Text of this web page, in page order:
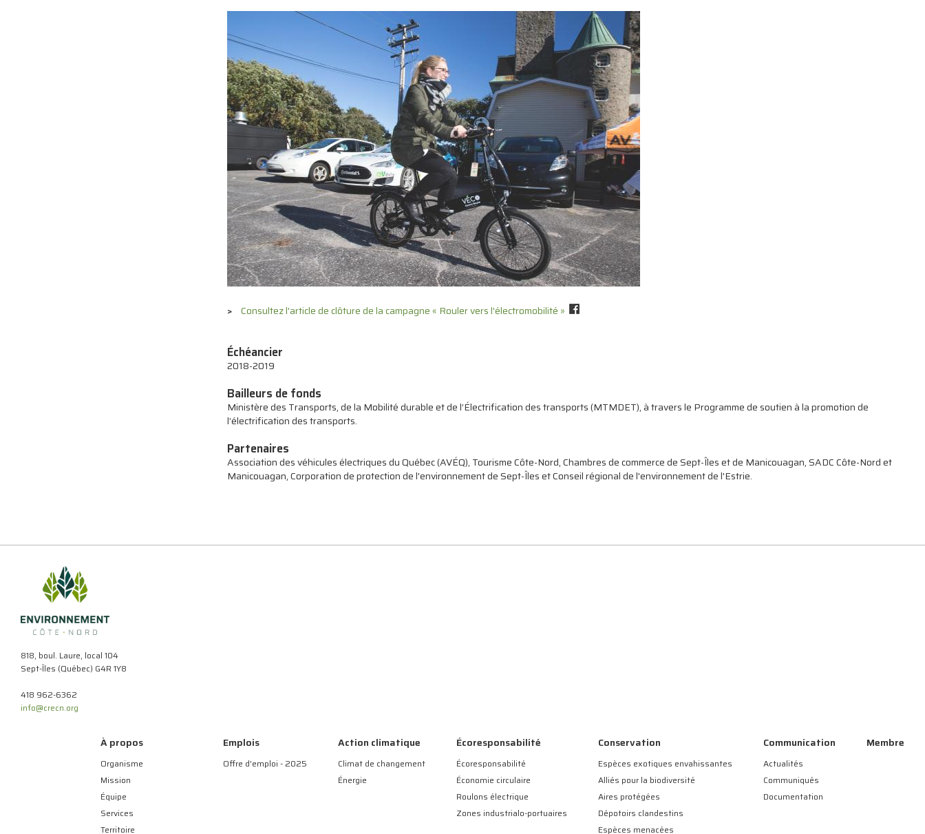
Consultez l'article de clôture de la campagne « Rouler vers l'électromobilité »
Échéancier
2018-2019
Bailleurs de fonds
Ministère des Transports, de la Mobilité durable et de l’Électrification des transports (MTMDET), à travers le Programme de soutien à la promotion de
l’électrification des transports.
Partenaires
Association des véhicules électriques du Québec (AVÉQ), Tourisme Côte-Nord, Chambres de commerce de Sept-Îles et de Manicouagan, SADC Côte-Nord et
Manicouagan, Corporation de protection de l'environnement de Sept-Îles et Conseil régional de l'environnement de l'Estrie.
818, boul. Laure, local 104
Sept-Îles (Québec) G4R 1Y8
418 962-6362
info@crecn.org
À propos
Organisme
Mission
Équipe
Services
Territoire
Emplois
Offre d'emploi - 2025
Action climatique
Climat de changement
Énergie
Écoresponsabilité
Écoresponsabilité
Économie circulaire
Roulons électrique
Zones industrialo-portuaires
Conservation
Espèces exotiques envahissantes
Alliés pour la biodiversité
Aires protégées
Dépotoirs clandestins
Espèces menacées
Communication
Actualités
Communiqués
Documentation
Membre